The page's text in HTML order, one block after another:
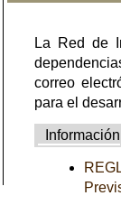
La Red de
correo
para el
Información